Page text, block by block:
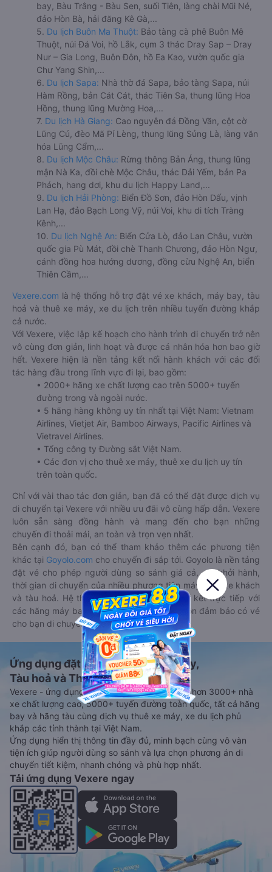
bay, Bàu Trắng - Bàu Sen, suối Tiên, làng chài Mũi Né,
đảo Hòn Bà, hải đăng Kê Gà,...
5. Du lịch Buôn Ma Thuột: Bảo tàng cà phê Buôn Mê
Thuột, núi Đá Voi, hồ Lắk, cụm 3 thác Dray Sap – Dray
Nur – Gia Long, Buôn Đôn, hồ Ea Kao, vườn quốc gia
Chư Yang Shin,...
6. Du lịch Sapa: Nhà thờ đá Sapa, bảo tàng Sapa, núi
Hàm Rồng, bản Cát Cát, thác Tiên Sa, thung lũng Hoa
Hồng, thung lũng Mường Hoa,...
7. Du lịch Hà Giang: Cao nguyên đá Đồng Văn, cột cờ
Lũng Cú, đèo Mã Pí Lèng, thung lũng Sủng Là, làng văn
hóa Lũng Cẩm,...
8. Du lịch Mộc Châu: Rừng thông Bản Áng, thung lũng
mận Nà Ka, đồi chè Mộc Châu, thác Dải Yếm, bản Pa
Phách, hang dơi, khu du lịch Happy Land,...
9. Du lịch Hải Phòng: Biển Đồ Sơn, đảo Hòn Dấu, vịnh
Lan Hạ, đảo Bạch Long Vỹ, núi Voi, khu di tích Tràng
Kênh,...
10. Du lịch Nghệ An: Biển Cửa Lò, đảo Lan Châu, vườn
quốc gia Pù Mát, đồi chè Thanh Chương, đảo Hòn Ngư,
cánh đồng hoa hướng dương, đồng cừu Nghệ An, biển
Thiên Cầm,...
Vexere.com là hệ thống hỗ trợ đặt vé xe khách, máy bay, tàu
hoả và thuê xe máy, xe du lịch trên nhiều tuyến đường khắp
cả nước.
Với Vexere, việc lập kế hoạch cho hành trình di chuyển trở nên
vô cùng đơn giản, linh hoạt và được cá nhân hóa hơn bao giờ
hết. Vexere hiện là nền tảng kết nối hành khách với các đối
tác hàng đầu trong lĩnh vực đi lại, bao gồm:
• 2000+ hãng xe chất lượng cao trên 5000+ tuyến
đường trong và ngoài nước.
• 5 hãng hàng không uy tín nhất tại Việt Nam: Vietnam
Airlines, Vietjet Air, Bamboo Airways, Pacific Airlines và
Vietravel Airlines.
• Tổng công ty Đường sắt Việt Nam.
• Các đơn vị cho thuê xe máy, thuê xe du lịch uy tín
trên toàn quốc.
Chỉ với vài thao tác đơn giản, bạn đã có thể đặt được dịch vụ
di chuyển tại Vexere với nhiều ưu đãi vô cùng hấp dẫn. Vexere
luôn sẵn sàng đồng hành và mang đến cho bạn những
chuyến đi thoải mái, an toàn và trọn vẹn nhất.
Bên cạnh đó, bạn có thể tham khảo thêm các phương tiện
khác tại Goyolo.com cho chuyến đi sắp tới. Goyolo là nền tảng
đặt vé cho phép người dùng so sánh giá cả, giờ khởi hành,
thời gian di chuyển của nhiều phương tiện máy bay, xe khách
và tàu hoả. Hệ thống của Goyolo được liên kết trực tiếp với
các hãng máy bay, xe khách và tàu hoả, luôn đảm bảo có vé
cho bạn di chuyển.
Ứng dụng đặt vé Xe khách, Máy bay,
Tàu hoả và Thuê xe
Vexere - ứng dụng đặt vé đa phương tiện với hơn 3000+ nhà
xe chất lượng cao, 5000+ tuyến đường toàn quốc, tất cả hãng
bay và hãng tàu cùng dịch vụ thuê xe máy, xe du lịch phủ
khắp các tỉnh thành tại Việt Nam.
Ứng dụng hiển thị thông tin đầy đủ, minh bạch cùng vô vàn
tiện ích giúp người dùng so sánh và lựa chọn phương án di
chuyển tiết kiệm, nhanh chóng và phù hợp nhất.
Tải ứng dụng Vexere ngay